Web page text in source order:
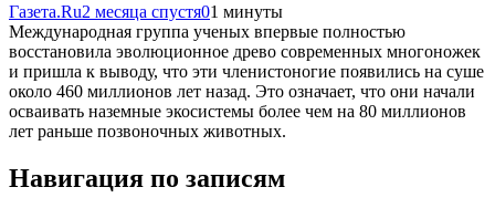
Газета.Ru2 месяца спустя01 минуты
Международная группа ученых впервые полностью
восстановила эволюционное древо современных многоножек
и пришла к выводу, что эти членистоногие появились на суше
около 460 миллионов лет назад. Это означает, что они начали
осваивать наземные экосистемы более чем на 80 миллионов
лет раньше позвоночных животных.
Навигация по записям